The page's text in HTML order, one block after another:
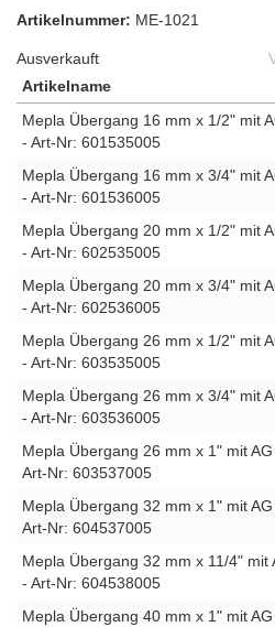
Artikelnummer: ME-1021
Ausverkauft
Artikelname
Mepla Übergang 16 mm x 1/2" mit
- Art-Nr: 601535005
Mepla Übergang 16 mm x 3/4" mit
- Art-Nr: 601536005
Mepla Übergang 20 mm x 1/2" mit
- Art-Nr: 602535005
Mepla Übergang 20 mm x 3/4" mit
- Art-Nr: 602536005
Mepla Übergang 26 mm x 1/2" mit
- Art-Nr: 603535005
Mepla Übergang 26 mm x 3/4" mit
- Art-Nr: 603536005
Mepla Übergang 26 mm x 1" mit
Art-Nr: 603537005
Mepla Übergang 32 mm x 1" mit
Art-Nr: 604537005
Mepla Übergang 32 mm x 11/4" mit
- Art-Nr: 604538005
Mepla Übergang 40 mm x 1" mit